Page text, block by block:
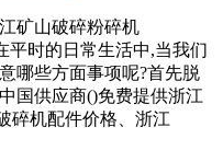
矿山破碎粉碎机
平时的日常生活中,当我们
哪些方面事项呢?首先脱
国供应商()免费提供浙江
碎机配件价格、浙江